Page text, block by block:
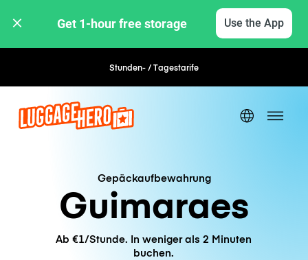
Get 1-hour free storage Use the App
Stunden- / Tagestarife Flexible Buchung
Gepäckaufbewahrung
Guimaraes
Ab €1/Stunde. In weniger als 2 Minuten
buchen.